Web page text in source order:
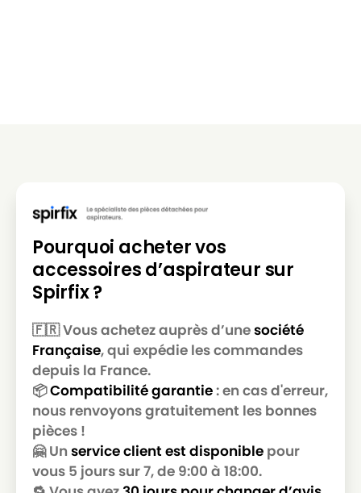
Pourquoi acheter vos
accessoires d’aspirateur sur
Spirfix ?
🇫🇷 Vous achetez auprès d’unesociété
Française, qui expédie les commandes
depuis la France.
📦Compatibilité garantie: en cas d'erreur,
nous renvoyons gratuitement les bonnes
pièces !
🤗 Un service client est disponible pour
vous 5 jours sur 7, de 9:00 à 18:00.